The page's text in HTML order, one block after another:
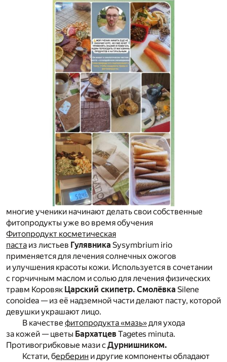
многие ученики начинают делать свои собственные
фитопродукты уже во время обучения
Фитопродукт косметическая
паста из листьев Гулявника Sysymbrium irio
применяется для лечения солнечных ожогов
и улучшения красоты кожи. Используется в сочетании
с горчичным маслом и солью для лечения физических
травм Коровяк Царский скипетр. Смолёвка Silene
conoidea — из её надземной части делают пасту, которой
девушки украшают лицо.
В качестве фитопродукта «мазь»для ухода
за кожей — цветы Бархатцев Tagetes minuta.
Противогрибковые мази сДурнишником.
Кстати, берберин и другие компоненты обладают